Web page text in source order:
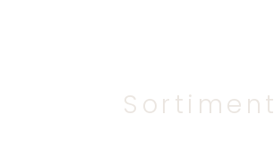
Sortiment